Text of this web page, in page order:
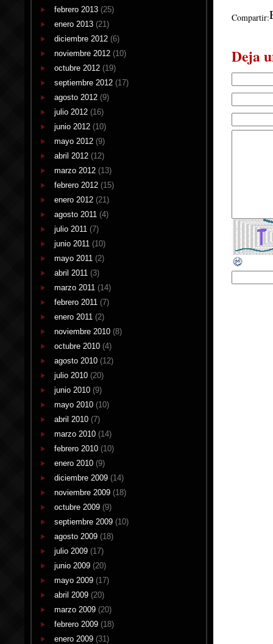
febrero 2013 (25)
enero 2013 (21)
diciembre 2012 (6)
noviembre 2012 (10)
octubre 2012 (19)
septiembre 2012 (17)
agosto 2012 (9)
julio 2012 (16)
junio 2012 (10)
mayo 2012 (9)
abril 2012 (12)
marzo 2012 (13)
febrero 2012 (15)
enero 2012 (21)
agosto 2011 (4)
julio 2011 (7)
junio 2011 (10)
mayo 2011 (2)
abril 2011 (3)
marzo 2011 (14)
febrero 2011 (7)
enero 2011 (2)
noviembre 2010 (8)
octubre 2010 (4)
agosto 2010 (12)
julio 2010 (20)
junio 2010 (9)
mayo 2010 (10)
abril 2010 (7)
marzo 2010 (14)
febrero 2010 (10)
enero 2010 (9)
diciembre 2009 (14)
noviembre 2009 (18)
octubre 2009 (9)
septiembre 2009 (10)
agosto 2009 (18)
julio 2009 (17)
junio 2009 (20)
mayo 2009 (17)
abril 2009 (20)
marzo 2009 (20)
febrero 2009 (18)
enero 2009 (31)
Compartir:
Deja